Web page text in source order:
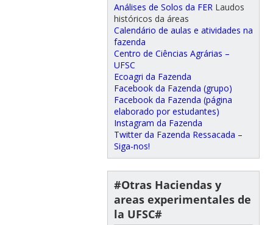
Análises de Solos da FER Laudos
históricos da áreas
Calendário de aulas e atividades na
fazenda
Centro de Ciências Agrárias –
UFSC
Ecoagri da Fazenda
Facebook da Fazenda (grupo)
Facebook da Fazenda (página
elaborado por estudantes)
Instagram da Fazenda
Twitter da Fazenda Ressacada –
Siga-nos!
#Otras Haciendas y
areas experimentales de
la UFSC#